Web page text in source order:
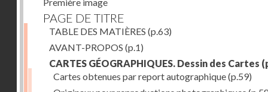
PAGE DE TITRE
TABLE DES MATIÈRES (p.63)
AVANT-PROPOS (p.1)
CARTES GÉOGRAPHIQUES. Dessin des Cartes
Cartes obtenues par report autographique(p.59)